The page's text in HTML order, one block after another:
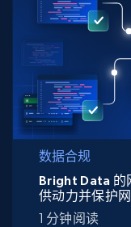
数据合规
Bright Data 的
供动力并保护
1 分钟阅读